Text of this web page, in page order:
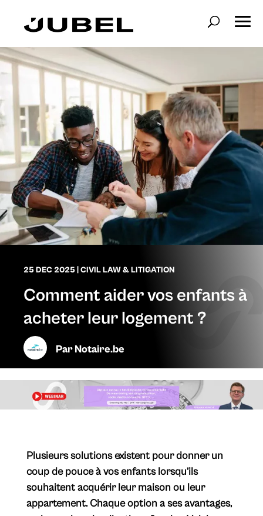
25 DEC 2025 CIVIL LAW & LITIGATION
Comment aider vos enfants à
acheter leur logement ?
ParNotaire.be
Plusieurs solutions existent pour donner un
coup de pouce à vos enfants lorsqu’ils
souhaitent acquérir leur maison ou leur
appartement. Chaque option a ses avantages,